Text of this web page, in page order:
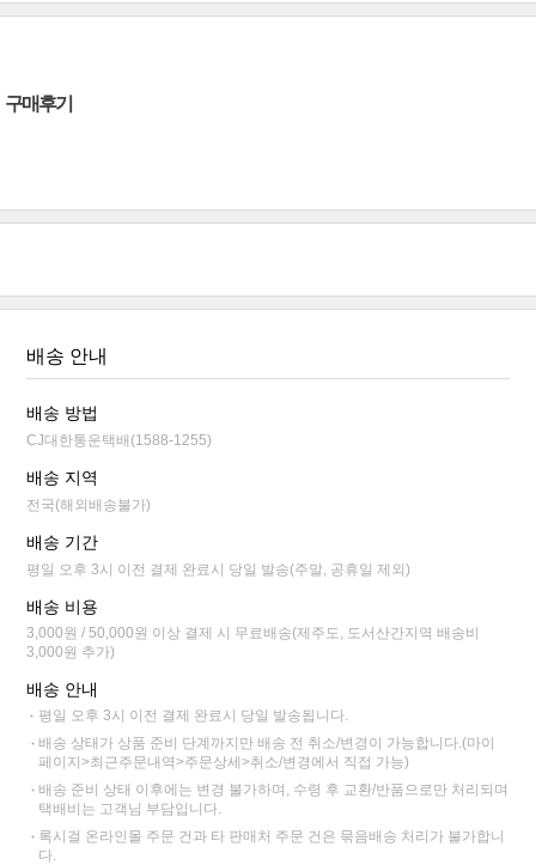
구매후기
배송 안내
배송 방법
CJ대한통운택배(1588-1255)
배송 지역
전국(해외배송불가)
배송 기간
평일 오후 3시 이전 결제 완료시 당일 발송(주말, 공휴일 제외)
배송 비용
3,000원 / 50,000원 이상 결제 시 무료배송(제주도, 도서산간지역 배송비
3,000원 추가)
배송 안내
평일 오후 3시 이전 결제 완료시 당일 발송됩니다.
배송 상태가 상품 준비 단계까지만 배송 전 취소/변경이 가능합니다.(마이
페이지>최근주문내역>주문상세>취소/변경에서 직접 가능)
배송 준비 상태 이후에는 변경 불가하며, 수령 후 교환/반품으로만 처리되며
택배비는 고객님 부담입니다.
록시걸 온라인몰 주문 건과 타 판매처 주문 건은 묶음배송 처리가 불가합니
다.